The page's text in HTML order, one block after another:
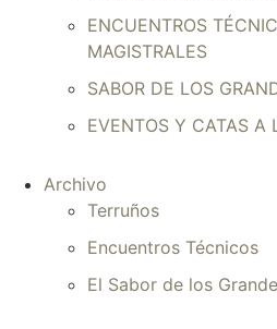
ENCUENTROS
MAGISTRALES
SABOR DE LOS
EVENTOS Y CATAS A
Archivo
Terruños
Encuentros Técnicos
El Sabor de los